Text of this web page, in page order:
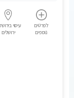
לפרטים
נוספים
עיסוי
ירושלים